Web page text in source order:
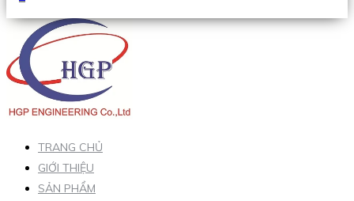
TRANG CHỦ
GIỚI THIỆU
SẢN PHẨM